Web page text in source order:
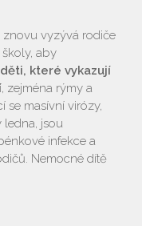
vyzývá rodiče
aby
které vykazují
, zejména rýmy a
se masívní virózy,
jsou
infekce a
Nemocné dítě